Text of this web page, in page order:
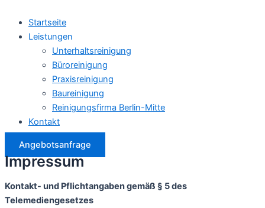
Startseite
Leistungen
Unterhaltsreinigung
Büroreinigung
Praxisreinigung
Baureinigung
Reinigungsfirma Berlin-Mitte
Kontakt
Angebotsanfrage
Impressum
Kontakt- und Pflichtangaben gemäß § 5 des
Telemediengesetzes